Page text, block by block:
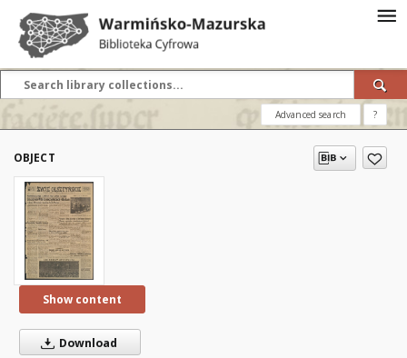
Advanced search ?
OBJECT
Show content
Download